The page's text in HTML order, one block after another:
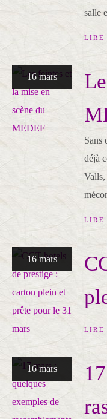
salle
LIRE
16 mars
Sans
déjà
LIRE
16 mars
LIRE
16 mars